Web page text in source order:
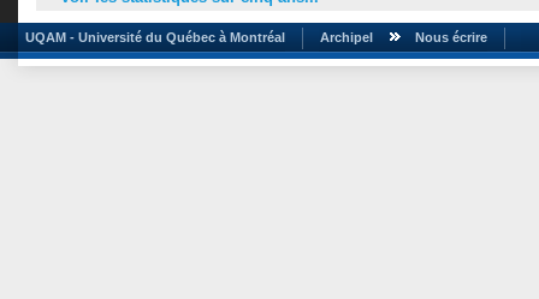
UQAM - Université du Québec à Montréal Archipel Nous écrire